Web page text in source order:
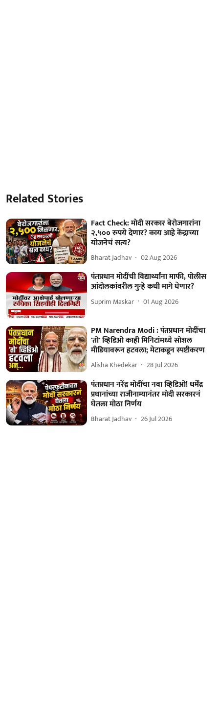
Related Stories
Fact Check: मोदी सरकार बेरोजगारांना
२,५०० रुपये देणार? काय आहे केंद्राच्या
योजनेचं सत्य?
Bharat Jadhav 02 Aug 2026
पंतप्रधान मोदींची विद्यार्थ्यांना माफी, पोलीस
आंदोलकांवरील गुन्हे कधी मागे घेणार?
Suprim Maskar 01 Aug 2026
PM Narendra Modi : पंतप्रधान मोदींचा
'तो' व्हिडिओ काही मिनिटांमध्ये सोशल
मीडियावरून हटवला; मेटाकडून स्पष्टीकरण
Alisha Khedekar 28 Jul 2026
पंतप्रधान नरेंद्र मोदींचा नवा व्हिडिओ! धर्मेंद्र
प्रधानांच्या राजीनाम्यानंतर मोदी सरकारनं
घेतला मोठा निर्णय
Bharat Jadhav 26 Jul 2026